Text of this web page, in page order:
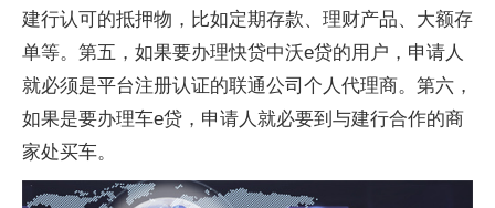
建行认可的抵押物，比如定期存款、 理财产品、大额存
单等。第五，如果要办理快贷中沃e贷的用户，申请人
就必须是平台注册认证的联通公司个人代理商。第六，
如果是要办理车e贷，申请人就必要到与建行合作的商
家处买车。